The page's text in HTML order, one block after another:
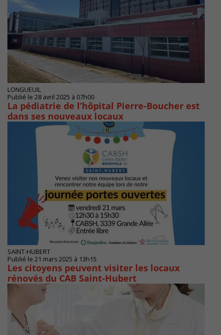
LONGUEUIL
Publié le 28 avril 2025 à 07h00
La pédiatrie de l’hôpital Pierre-Boucher est
dans ses nouveaux locaux
SAINT-HUBERT
Publié le 21 mars 2025 à 13h15
Les citoyens peuvent visiter les locaux
rénovés du CAB Saint-Hubert